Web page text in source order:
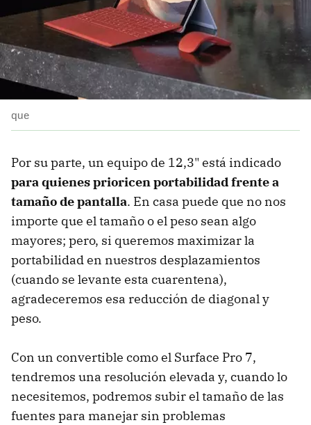
que
Por su parte, un equipo de 12,3" está indicado
para quienes prioricen portabilidad frente a
tamaño de pantalla. En casa puede que no nos
importe que el tamaño o el peso sean algo
mayores; pero, si queremos maximizar la
portabilidad en nuestros desplazamientos
(cuando se levante esta cuarentena),
agradeceremos esa reducción de diagonal y
peso.
Con un convertible como el Surface Pro 7,
tendremos una resolución elevada y, cuando lo
necesitemos, podremos subir el tamaño de las
fuentes para manejar sin problemas